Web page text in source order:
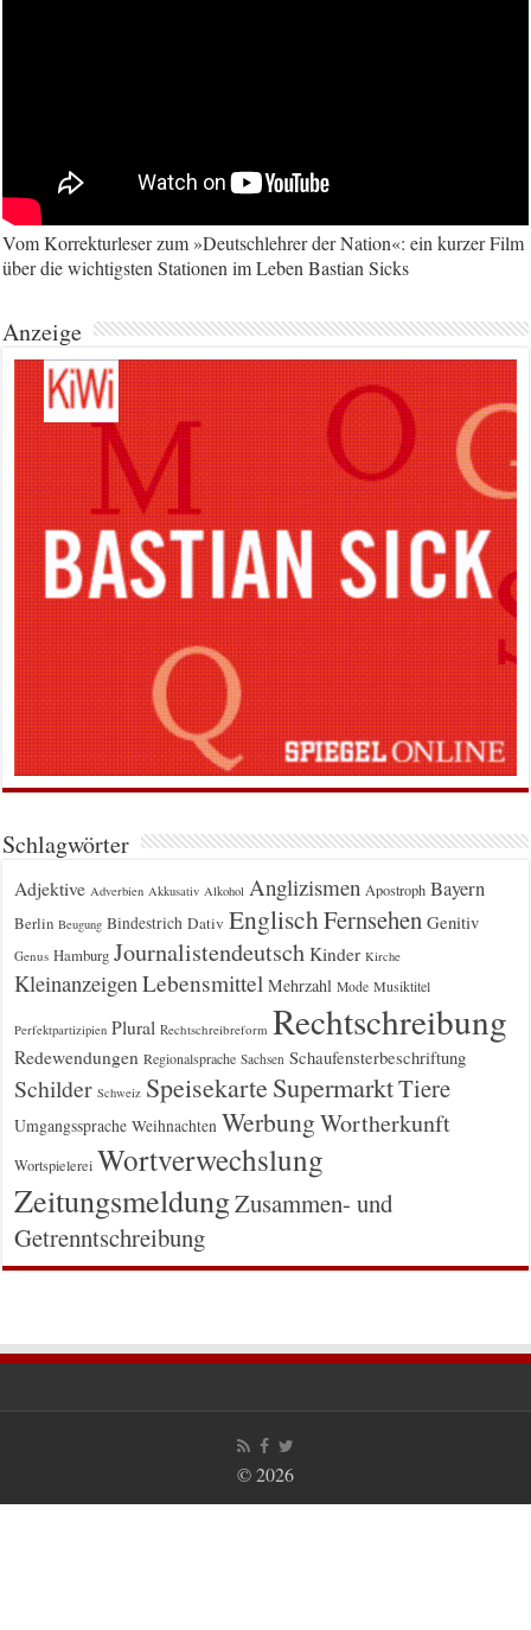
Vom Korrekturleser zum »Deutschlehrer der Nation«: ein kurzer Film
über die wichtigsten Stationen im Leben Bastian Sicks
Anzeige
Schlagwörter
Adjektive Adverbien Akkusativ Alkohol Anglizismen Apostroph Bayern
Berlin Beugung Bindestrich Dativ EnglischFernsehen Genitiv
Genus Hamburg Journalistendeutsch Kinder Kirche
Kleinanzeigen Lebensmittel Mehrzahl Mode Musiktitel
Perfektpartizipien Plural Rechtschreibreform Rechtschreibung
Redewendungen Regionalsprache Sachsen Schaufensterbeschriftung
Schilder Schweiz Speisekarte SupermarktTiere
Umgangssprache Weihnachten WerbungWortherkunft
Wortspielerei Wortverwechslung
ZeitungsmeldungZusammen- und
Getrenntschreibung
© 2026